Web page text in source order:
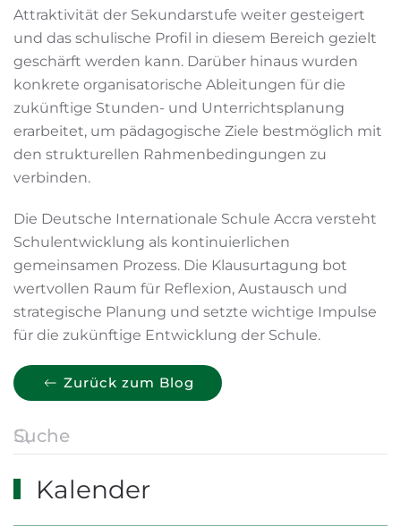
Attraktivität der Sekundarstufe weiter gesteigert
und das schulische Profil in diesem Bereich gezielt
geschärft werden kann. Darüber hinaus wurden
konkrete organisatorische Ableitungen für die
zukünftige Stunden- und Unterrichtsplanung
erarbeitet, um pädagogische Ziele bestmöglich mit
den strukturellen Rahmenbedingungen zu
verbinden.
Die Deutsche Internationale Schule Accra versteht
Schulentwicklung als kontinuierlichen
gemeinsamen Prozess. Die Klausurtagung bot
wertvollen Raum für Reflexion, Austausch und
strategische Planung und setzte wichtige Impulse
für die zukünftige Entwicklung der Schule.
Zurück zum Blog
Kalender